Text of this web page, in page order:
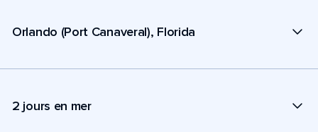
Orlando (Port Canaveral), Florida
2 jours en mer